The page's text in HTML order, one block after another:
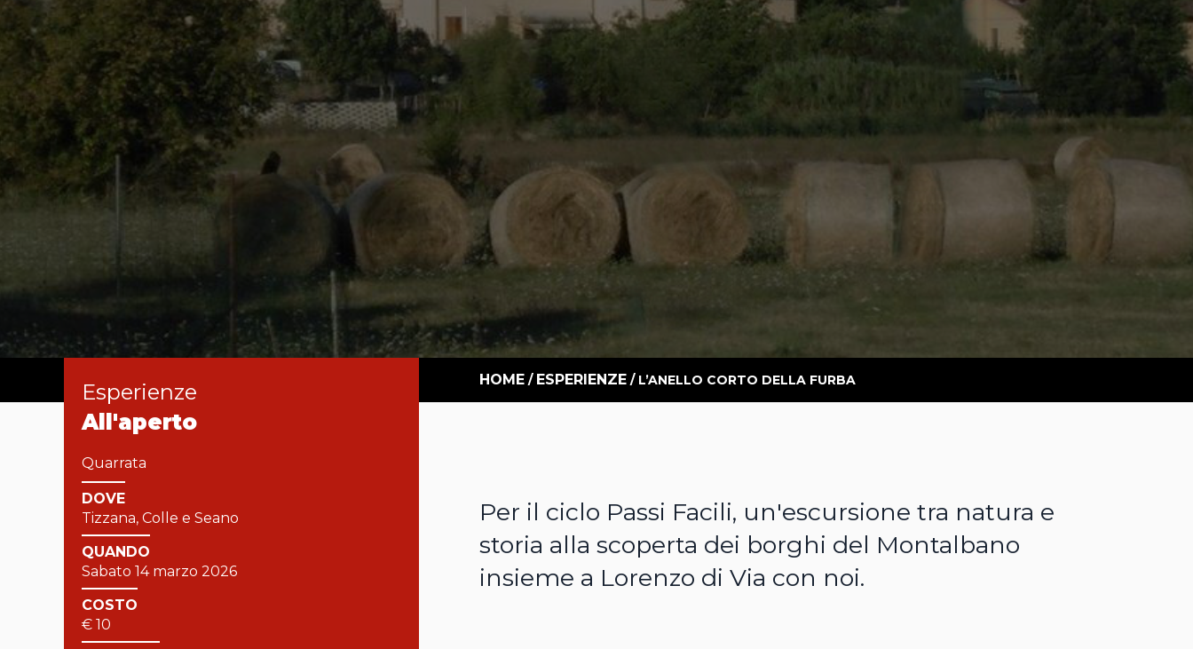
HOME / ESPERIENZE / L’ANELLO CORTO DELLA FURBA
esperienze
All'aperto
Quarrata
DOVE
Tizzana, Colle e Seano
QUANDO
Sabato 14 marzo 2026
COSTO
€ 10
Per il ciclo Passi Facili, un'escursione tra natura e
storia alla scoperta dei borghi del Montalbano
insieme a Lorenzo di Via con noi.